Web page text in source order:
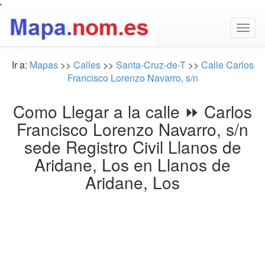
'
Ir a: Mapas >> Calles >> Santa-Cruz-de-T >> Calle Carlos
Francisco Lorenzo Navarro, s/n
Como Llegar a la calle ⏩ Carlos
Francisco Lorenzo Navarro, s/n
sede Registro Civil Llanos de
Aridane, Los en Llanos de
Aridane, Los